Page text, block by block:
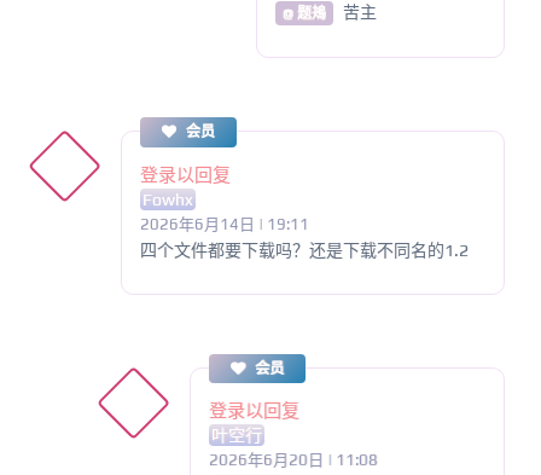
@ 题鴂 苦主
会员
登录以回复
Fowhx
2026年6月14日 | 19:11
四个文件都要下载吗？还是下载不同名的1.2
会员
登录以回复
叶空行
2026年6月20日 | 11:08